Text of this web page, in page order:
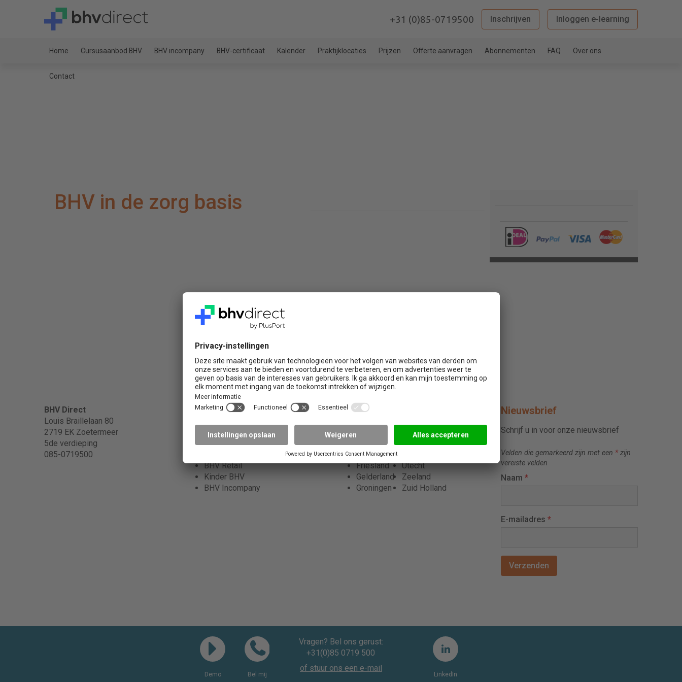
+31 (0)85-0719500 Inschrijven Inloggen e-learning
Home Cursusaanbod BHV BHV incompany BHV-certificaat Kalender Praktijklocaties Prijzen Offerte aanvragen Abonnementen FAQ Over ons
Contact
BHV in de zorg basis
BHV Direct
Louis Braillelaan 80
2719 EK Zoetermeer
5de verdieping
085-0719500
Populaire trainingen
BHV
BHV in de zorg
BHV Retail
Kinder BHV
BHV Incompany
Praktijklocaties
Drenthe
Flevoland
Friesland
Gelderland
Groningen
Limburg
Noord Holland
Utecht
Zeeland
Zuid Holland
Nieuwsbrief
Schrijf u in voor onze nieuwsbrief
Velden die gemarkeerd zijn met een * zijn
vereiste velden
Naam *
E-mailadres *
Demo Bel mij
Vragen? Bel ons gerust:
+31(0)85 0719 500
of stuur ons een e-mail
LinkedIn